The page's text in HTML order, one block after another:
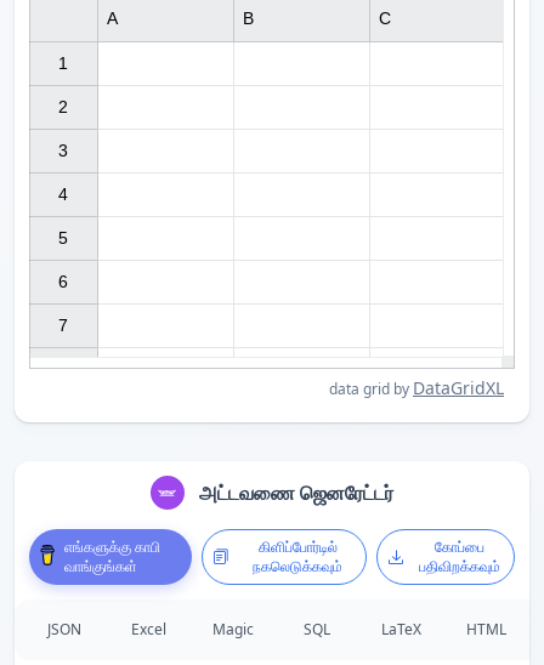
1
2
3
4
5
6
7
A B C
data grid by DataGridXL
அட்டவணை ஜெனரேட்டர்
எங்களுக்கு காபி
வாங்குங்கள்
கிளிப்போர்டில்
நகலெடுக்கவும்
கோப்பை
பதிவிறக்கவும்
JSON Excel Magic SQL LaTeX HTML